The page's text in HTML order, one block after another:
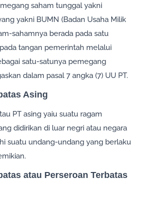
saham tunggal yakni
yakni BUMN (Badan Usaha Milik
sahamnya berada pada satu
tangan pemerintah melalui
satu-satunya pemegang
dalam pasal 7 angka (7) UU PT.
Asing
PT asing yaiu suatu ragam
didirikan di luar negri atau negara
suatu undang-undang yang berlaku
atau Perseroan Terbatas